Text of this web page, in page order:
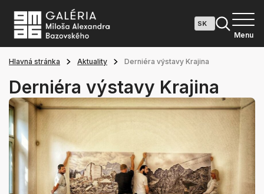
Menu
Hlavná stránka Aktuality Derniéra výstavy Krajina
Derniéra výstavy Krajina